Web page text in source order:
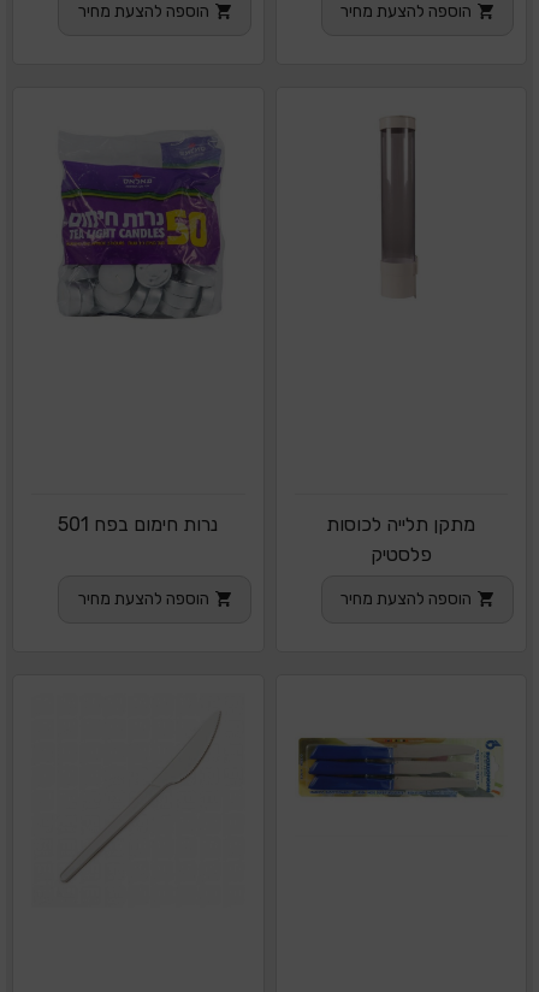
הוספה להצעת מחיר הוספה להצעת מחיר
מתקן תלייה לכוסות
פלסטיק
הוספה להצעת מחיר
נרות חימום בפח 501
הוספה להצעת מחיר